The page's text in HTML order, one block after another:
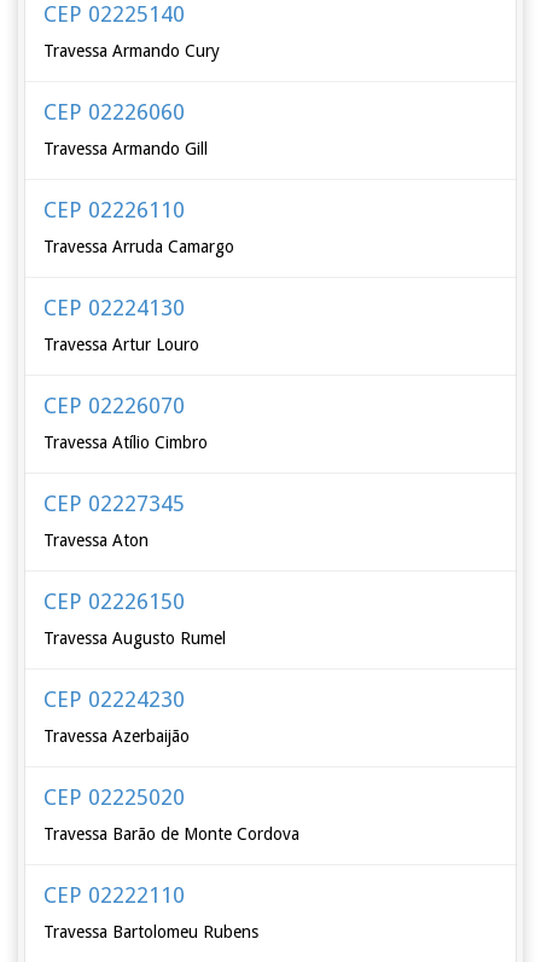
CEP 02225140
Travessa Armando Cury
CEP 02226060
Travessa Armando Gill
CEP 02226110
Travessa Arruda Camargo
CEP 02224130
Travessa Artur Louro
CEP 02226070
Travessa Atílio Cimbro
CEP 02227345
Travessa Aton
CEP 02226150
Travessa Augusto Rumel
CEP 02224230
Travessa Azerbaijão
CEP 02225020
Travessa Barão de Monte Cordova
CEP 02222110
Travessa Bartolomeu Rubens